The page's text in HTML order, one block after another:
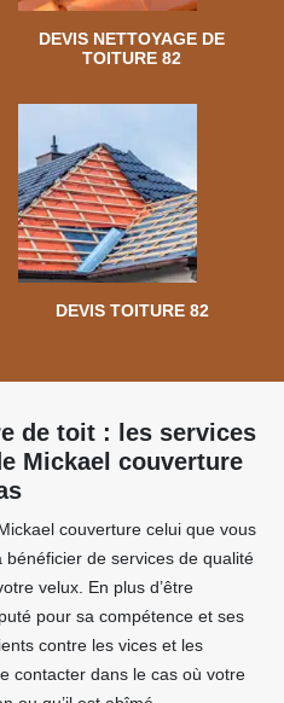
DEVIS NETTOYAGE DE
TOITURE 82
DEVIS TOITURE 82
de toit : les services
Mickael couverture
couverture celui que vous
de services de qualité
velux. En plus d’être
pour sa compétence et ses
contre les vices et les
contacter dans le cas où votre